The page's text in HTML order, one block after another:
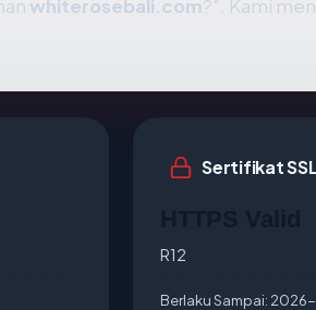
whiterosebali.com?". Kami
Sertifikat
R12
Berlaku Sampai: